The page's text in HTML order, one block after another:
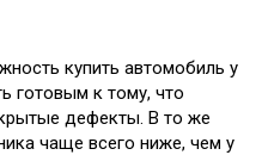
купить автомобиль у
готовым к тому, что
дефекты. В то же
чаще всего ниже, чем у